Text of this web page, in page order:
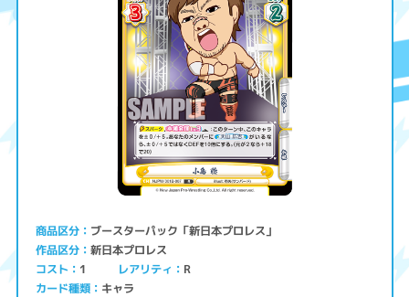
商品区分 ブースターパック「新日本プロレス」
作品区分 新日本プロレス
コスト 1 レアリティ R
カード種類 キャラ